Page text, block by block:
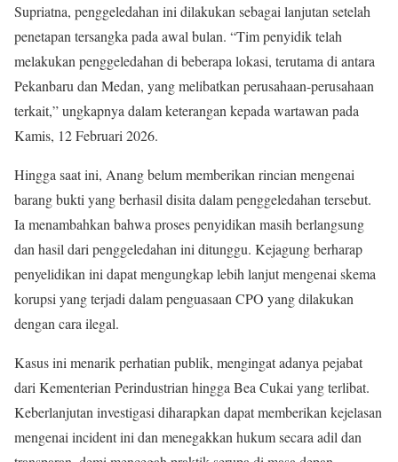
Supriatna, penggeledahan ini dilakukan sebagai lanjutan setelah
penetapan tersangka pada awal bulan. “Tim penyidik telah
melakukan penggeledahan di beberapa lokasi, terutama di antara
Pekanbaru dan Medan, yang melibatkan perusahaan-perusahaan
terkait,” ungkapnya dalam keterangan kepada wartawan pada
Kamis, 12 Februari 2026.
Hingga saat ini, Anang belum memberikan rincian mengenai
barang bukti yang berhasil disita dalam penggeledahan tersebut.
Ia menambahkan bahwa proses penyidikan masih berlangsung
dan hasil dari penggeledahan ini ditunggu. Kejagung berharap
penyelidikan ini dapat mengungkap lebih lanjut mengenai skema
korupsi yang terjadi dalam penguasaan CPO yang dilakukan
dengan cara ilegal.
Kasus ini menarik perhatian publik, mengingat adanya pejabat
dari Kementerian Perindustrian hingga Bea Cukai yang terlibat.
Keberlanjutan investigasi diharapkan dapat memberikan kejelasan
mengenai incident ini dan menegakkan hukum secara adil dan